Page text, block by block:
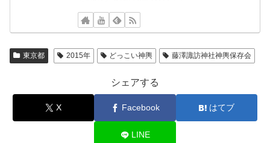
東京都 2015年 どっこい神輿 藤澤諏訪神社神輿保存会
シェアする
X Facebook はてブ
LINE